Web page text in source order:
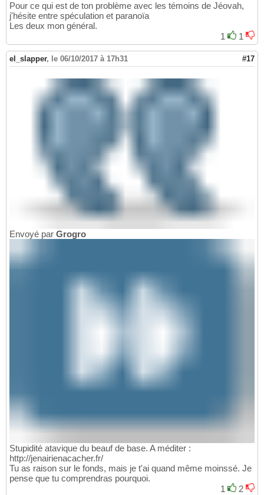
Pour ce qui est de ton problème avec les témoins de Jéovah,
j'hésite entre spéculation et paranoïa
Les deux mon général.
1
1
el_slapper, le 06/10/2017 à 17h31 #17
Envoyé par Grogro
Stupidité atavique du beauf de base. A méditer :
http://jenairienacacher.fr/
Tu as raison sur le fonds, mais je t'ai quand même moinssé. Je
pense que tu comprendras pourquoi.
1
2